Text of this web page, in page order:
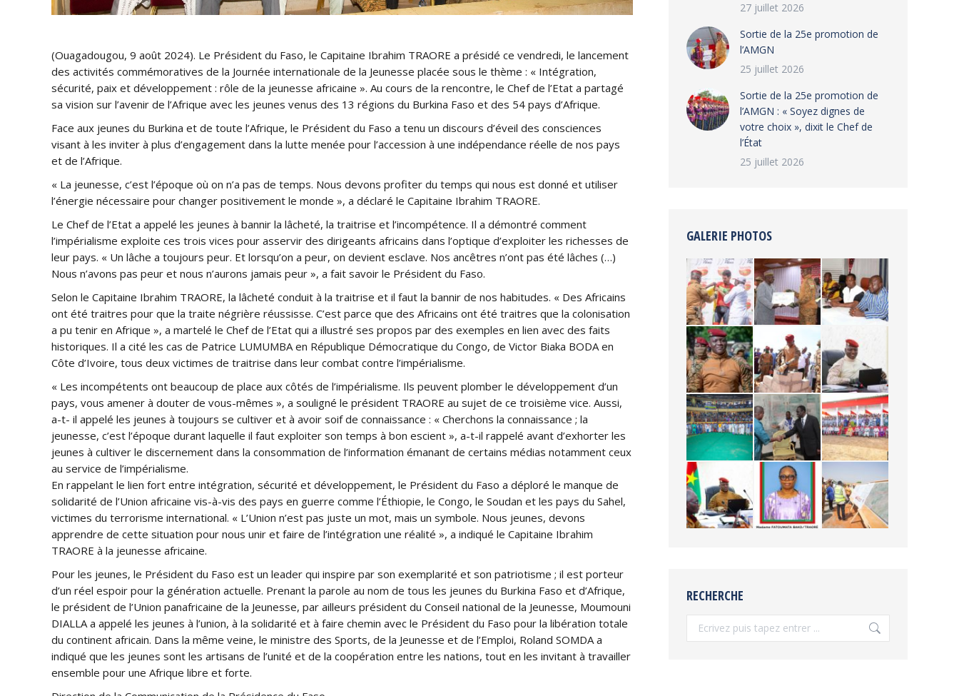
(Ouagadougou, 9 août 2024). Le Président du Faso, le Capitaine Ibrahim TRAORE a présidé ce vendredi, le lancement
des activités commémoratives de la Journée internationale de la Jeunesse placée sous le thème : « Intégration,
sécurité, paix et développement : rôle de la jeunesse africaine ». Au cours de la rencontre, le Chef de l’Etat a partagé
sa vision sur l’avenir de l’Afrique avec les jeunes venus des 13 régions du Burkina Faso et des 54 pays d’Afrique.
Face aux jeunes du Burkina et de toute l’Afrique, le Président du Faso a tenu un discours d’éveil des consciences
visant à les inviter à plus d’engagement dans la lutte menée pour l’accession à une indépendance réelle de nos pays
et de l’Afrique.
« La jeunesse, c’est l’époque où on n’a pas de temps. Nous devons profiter du temps qui nous est donné et utiliser
l’énergie nécessaire pour changer positivement le monde », a déclaré le Capitaine Ibrahim TRAORE.
Le Chef de l’Etat a appelé les jeunes à bannir la lâcheté, la traitrise et l’incompétence. Il a démontré comment
l’impérialisme exploite ces trois vices pour asservir des dirigeants africains dans l’optique d’exploiter les richesses de
leur pays. « Un lâche a toujours peur. Et lorsqu’on a peur, on devient esclave. Nos ancêtres n’ont pas été lâches (…)
Nous n’avons pas peur et nous n’aurons jamais peur », a fait savoir le Président du Faso.
Selon le Capitaine Ibrahim TRAORE, la lâcheté conduit à la traitrise et il faut la bannir de nos habitudes. « Des Africains
ont été traitres pour que la traite négrière réussisse. C’est parce que des Africains ont été traitres que la colonisation
a pu tenir en Afrique », a martelé le Chef de l’Etat qui a illustré ses propos par des exemples en lien avec des faits
historiques. Il a cité les cas de Patrice LUMUMBA en République Démocratique du Congo, de Victor Biaka BODA en
Côte d’Ivoire, tous deux victimes de traitrise dans leur combat contre l’impérialisme.
« Les incompétents ont beaucoup de place aux côtés de l’impérialisme. Ils peuvent plomber le développement d’un
pays, vous amener à douter de vous-mêmes », a souligné le président TRAORE au sujet de ce troisième vice. Aussi,
a-t- il appelé les jeunes à toujours se cultiver et à avoir soif de connaissance : « Cherchons la connaissance ; la
jeunesse, c’est l’époque durant laquelle il faut exploiter son temps à bon escient », a-t-il rappelé avant d’exhorter les
jeunes à cultiver le discernement dans la consommation de l’information émanant de certains médias notamment ceux
au service de l’impérialisme.
En rappelant le lien fort entre intégration, sécurité et développement, le Président du Faso a déploré le manque de
solidarité de l’Union africaine vis-à-vis des pays en guerre comme l’Éthiopie, le Congo, le Soudan et les pays du Sahel,
victimes du terrorisme international. « L’Union n’est pas juste un mot, mais un symbole. Nous jeunes, devons
apprendre de cette situation pour nous unir et faire de l’intégration une réalité », a indiqué le Capitaine Ibrahim
TRAORE à la jeunesse africaine.
Pour les jeunes, le Président du Faso est un leader qui inspire par son exemplarité et son patriotisme ; il est porteur
d’un réel espoir pour la génération actuelle. Prenant la parole au nom de tous les jeunes du Burkina Faso et d’Afrique,
le président de l’Union panafricaine de la Jeunesse, par ailleurs président du Conseil national de la Jeunesse, Moumouni
DIALLA a appelé les jeunes à l’union, à la solidarité et à faire chemin avec le Président du Faso pour la libération totale
du continent africain. Dans la même veine, le ministre des Sports, de la Jeunesse et de l’Emploi, Roland SOMDA a
indiqué que les jeunes sont les artisans de l’unité et de la coopération entre les nations, tout en les invitant à travailler
ensemble pour une Afrique libre et forte.
27 juillet 2026
‎Sortie de la 25e promotion de
l’AMGN
25 juillet 2026
‎Sortie de la 25e promotion de
l’AMGN : « Soyez dignes de
votre choix », dixit le Chef de
l’État
25 juillet 2026
GALERIE PHOTOS
RECHERCHE
Recherche